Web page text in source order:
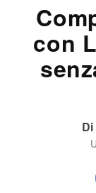
con
Di